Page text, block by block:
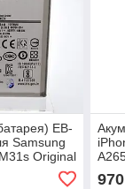
EB-
Samsung
Original
970